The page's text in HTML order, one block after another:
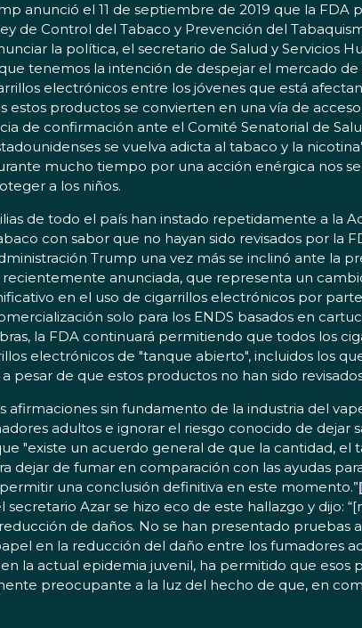
anunció el 11 de septiembre de 2019 que la
de Control del Tabaco y Prevención del
la política, el secretario de Salud y Servicios
tenemos la intención de despejar el mercado
electrónicos entre los jóvenes que está
estos productos se convierten en una vía de
de confirmación ante el Comité Senatorial de
se vuelva adicta al tabaco y la
mucho tiempo por una acción enérgica nos
a los niños.
de todo el país han instado repetidamente a la
con sabor que no hayan sido revisados por la
Trump una vez más se inclinó ante la
anunciada, que representa un
en el uso de cigarrillos electrónicos por
solo para los ENDS basados en
la FDA continuará permitiendo que todos los
electrónicos de "tanque abierto", incluidos los
pesar de que estos productos no han sido
sin fundamento de la industria del
adultos e ignorar el riesgo conocido de dejar
"existe un acuerdo general de que la cantidad, el
dejar de fumar en comparación con las ayudas
una conclusión definitiva en este momento.”
Azar se hizo eco de este hallazgo y dijo:
de daños. No se han presentado pruebas
en la reducción del daño entre los fumadores
la actual epidemia juvenil, ha permitido que
preocupante a la luz del hecho de que, en